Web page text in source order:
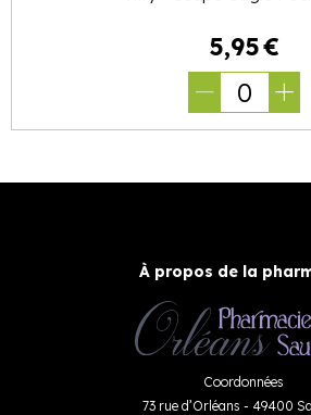
5,95€
0
À propos de la
Coordonnées
73 rue d’Orléans - 49400